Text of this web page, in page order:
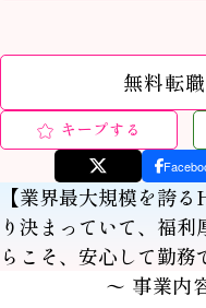
無料転
キープする
【業界最大規模を誇
り決まっていて、福
らこそ、安心して勤務
〜 事業内